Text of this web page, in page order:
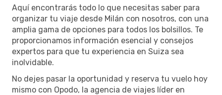
Aquí encontrarás todo lo que necesitas saber para
organizar tu viaje desde Milán con nosotros, con una
amplia gama de opciones para todos los bolsillos. Te
proporcionamos información esencial y consejos
expertos para que tu experiencia en Suiza sea
inolvidable.
No dejes pasar la oportunidad y reserva tu vuelo hoy
mismo con Opodo, la agencia de viajes líder en